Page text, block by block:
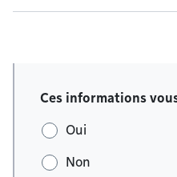
Ces informations
Oui
Non